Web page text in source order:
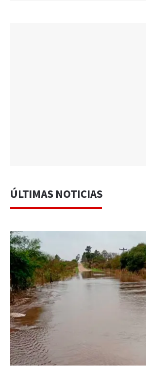
ÚLTIMAS NOTICIAS